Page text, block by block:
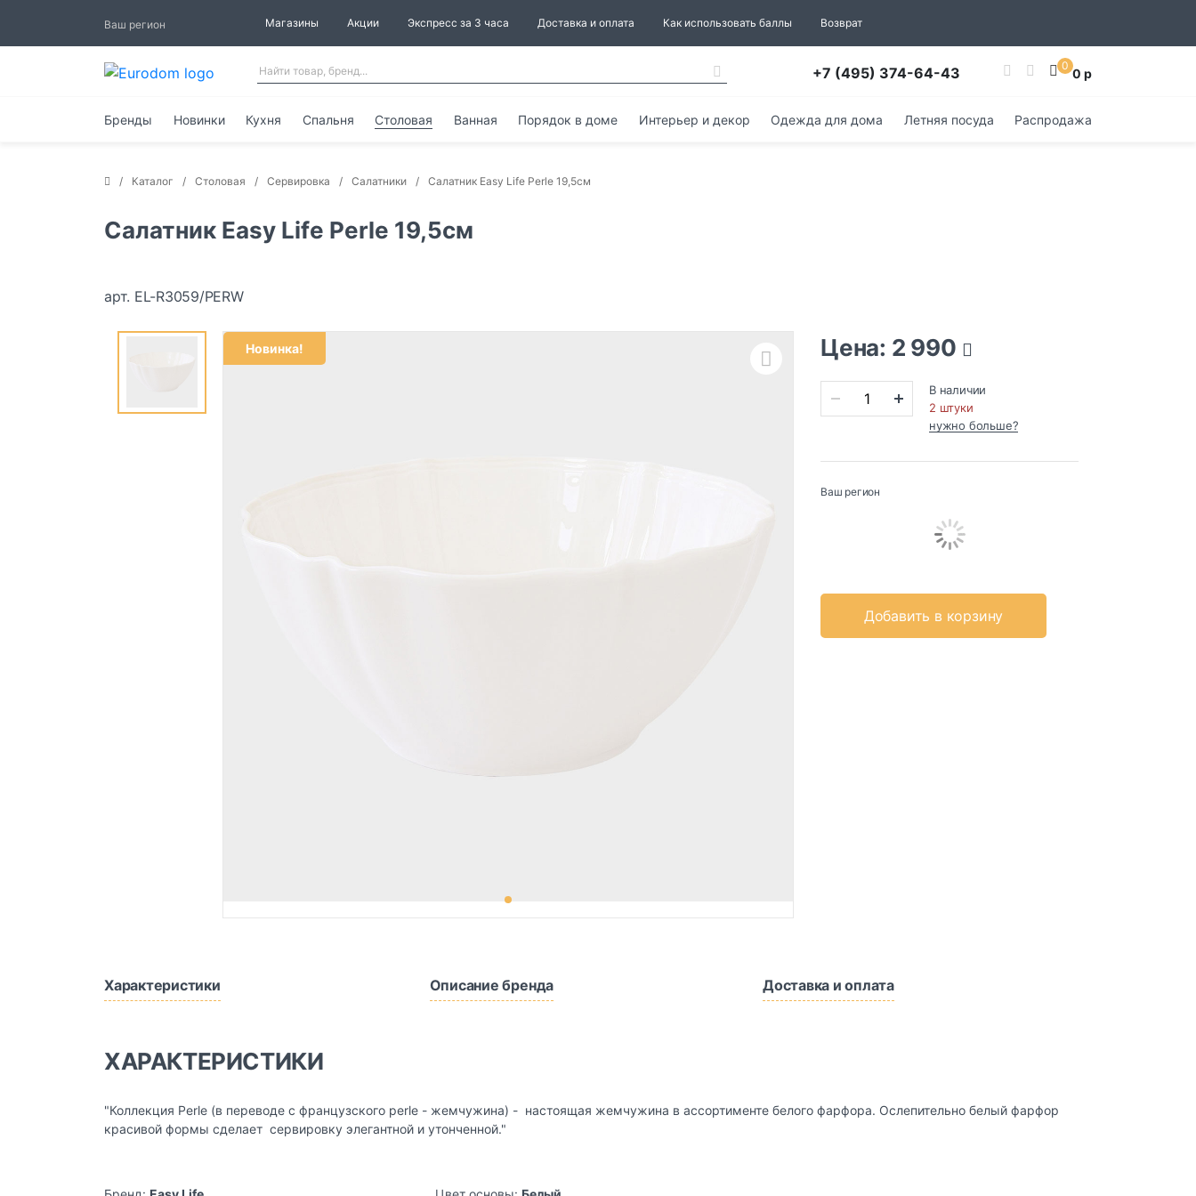
Ваш регион Магазины Акции Экспресс за 3 часа Доставка и оплата Как использовать баллы Возврат
+7 (495) 374-64-43 0 0 р
Бренды Новинки Кухня Спальня Столовая Ванная Порядок в доме Интерьер и декор Одежда для дома Летняя посуда Распродажа
Каталог Столовая Сервировка Салатники Салатник Easy Life Perle 19,5см
Салатник Easy Life Perle 19,5см
арт. EL-R3059/PERW
Новинка! Цена: 2 990
В наличии
2 штуки
нужно больше?
Ваш регион
Добавить в корзину
Характеристики Описание бренда Доставка и оплата
ХАРАКТЕРИСТИКИ
"Коллекция Perle (в переводе с французского perle - жемчужина) - настоящая жемчужина в ассортименте белого фарфора. Ослепительно белый фарфор
красивой формы сделает сервировку элегантной и утонченной."